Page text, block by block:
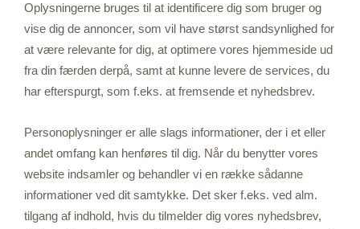
Oplysningerne bruges til at identificere dig som bruger og
vise dig de annoncer, som vil have størst sandsynlighed for
at være relevante for dig, at optimere vores hjemmeside ud
fra din færden derpå, samt at kunne levere de services, du
har efterspurgt, som f.eks. at fremsende et nyhedsbrev.
Personoplysninger er alle slags informationer, der i et eller
andet omfang kan henføres til dig. Når du benytter vores
website indsamler og behandler vi en række sådanne
informationer ved dit samtykke. Det sker f.eks. ved alm.
tilgang af indhold, hvis du tilmelder dig vores nyhedsbrev,